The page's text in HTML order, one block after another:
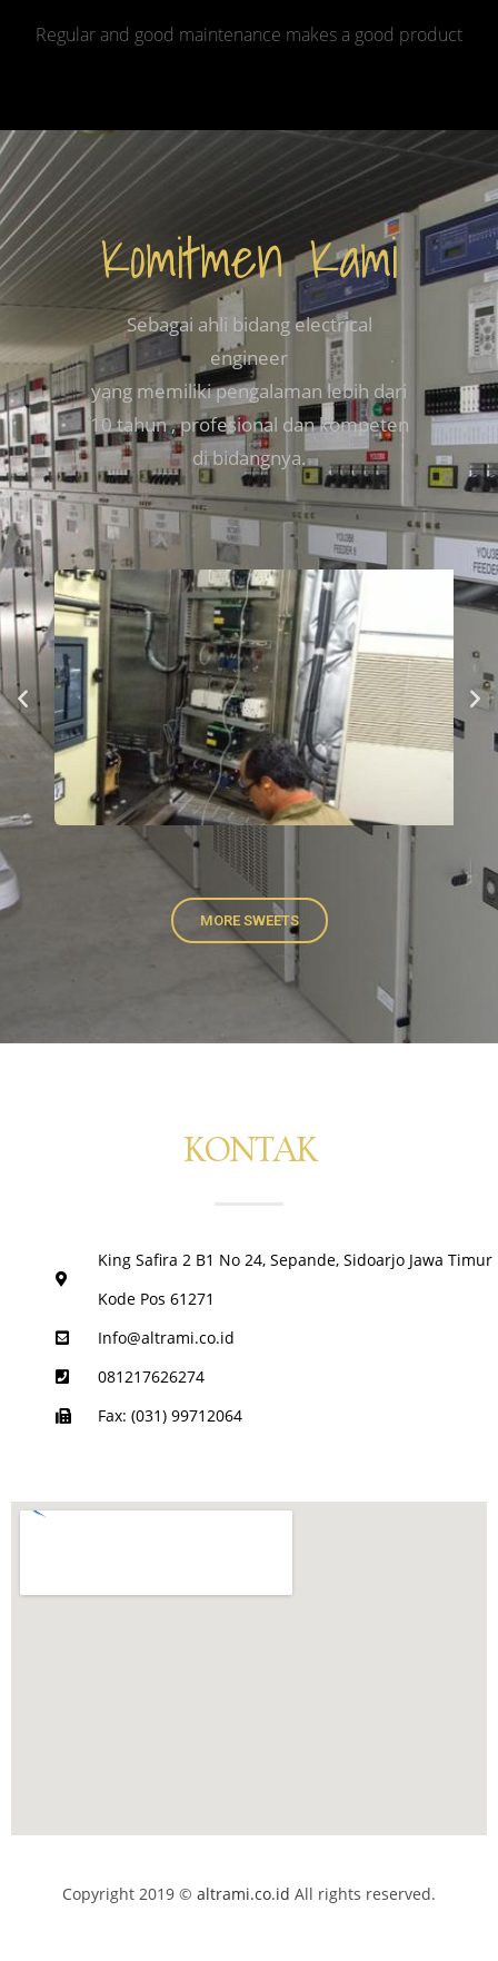
Regular and good maintenance makes a good product
Komitmen Kami
Sebagai ahli bidang electrical
engineer
yang memiliki pengalaman lebih dari
10 tahun , profesional dan kompeten
di bidangnya.
MORE SWEETS
KONTAK
King Safira 2 B1 No 24, Sepande, Sidoarjo Jawa Timur
Kode Pos 61271
Info@altrami.co.id
081217626274
Fax: (031) 99712064
Copyright 2019 © altrami.co.id All rights reserved.